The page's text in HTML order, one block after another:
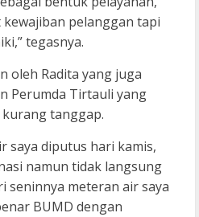
pelanggan tapi
tegasnya.
oleh Radita yang juga
Perumda Tirtauli yang
tanggap.
saya diputus hari kamis,
namun tidak langsung
seninnya meteran air saya
BUMD dengan